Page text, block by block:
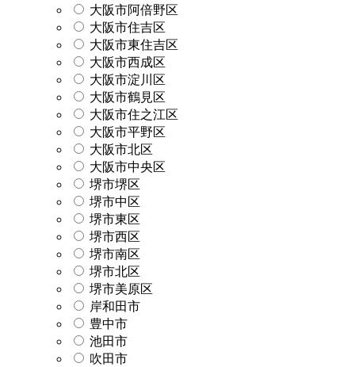
大阪市阿倍野区
大阪市住吉区
大阪市東住吉区
大阪市西成区
大阪市淀川区
大阪市鶴見区
大阪市住之江区
大阪市平野区
大阪市北区
大阪市中央区
堺市堺区
堺市中区
堺市東区
堺市西区
堺市南区
堺市北区
堺市美原区
岸和田市
豊中市
池田市
吹田市